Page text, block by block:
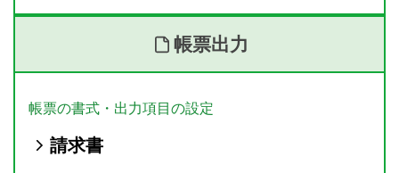
帳票出力
帳票の書式・出力項目の設定
請求書